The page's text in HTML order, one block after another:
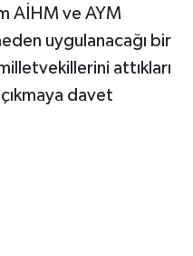
AİHM ve AYM
uygulanacağı bir
attıkları
davet